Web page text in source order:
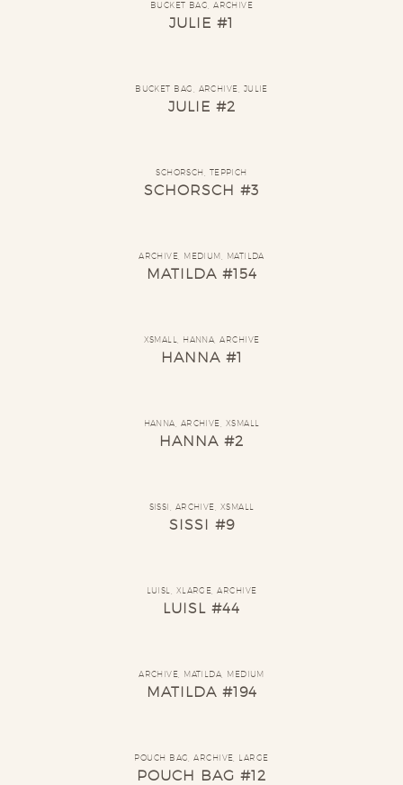
BUCKET BAG ,ARCHIVE
JULIE #1
BUCKET BAG ARCHIVE JULIE
JULIE #2
SCHORSCH TEPPICH
SCHORSCH #3
ARCHIVE MEDIUM MATILDA
MATILDA #154
XSMALL HANNA ,ARCHIVE
HANNA #1
HANNA ARCHIVE XSMALL
HANNA #2
SISSI ARCHIVE XSMALL
SISSI #9
LUISL XLARGE ,ARCHIVE
LUISL #44
ARCHIVE MATILDA MEDIUM
MATILDA #194
POUCH BAG ,ARCHIVE LARGE
POUCH BAG #12